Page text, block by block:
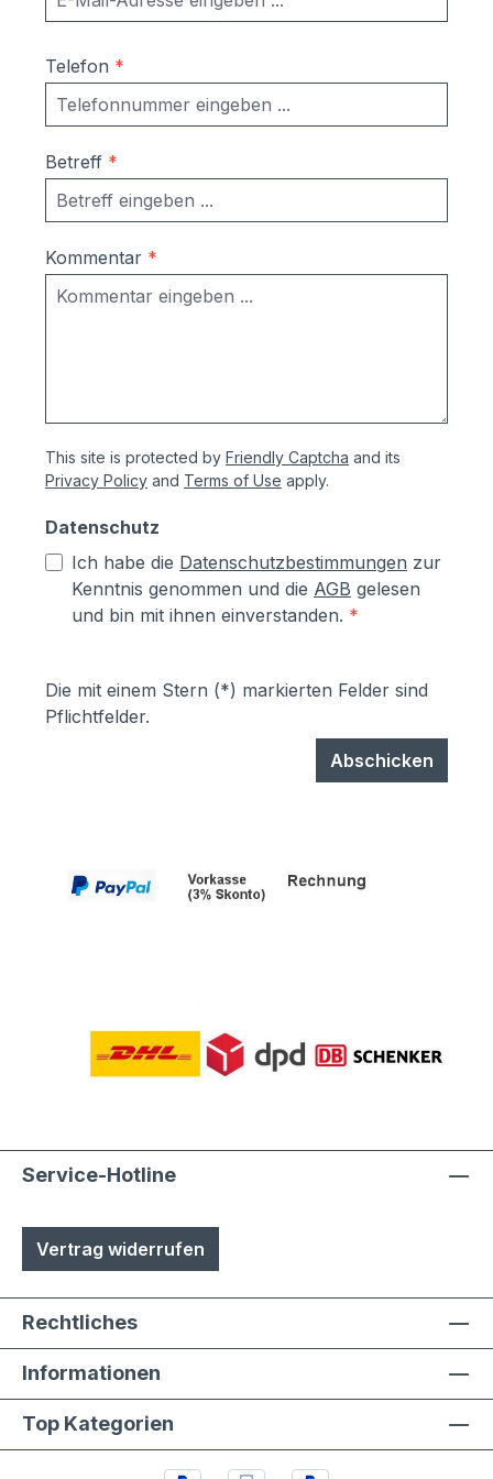
Telefon *
Betreff *
Kommentar *
This site is protected by Friendly Captcha and its
Privacy Policy and Terms of Use apply.
Datenschutz
Ich habe die Datenschutzbestimmungen zur
Kenntnis genommen und die AGB gelesen
und bin mit ihnen einverstanden. *
Die mit einem Stern (*) markierten Felder sind
Pflichtfelder.
Abschicken
Service-Hotline
Vertrag widerrufen
Rechtliches
Informationen
Top Kategorien